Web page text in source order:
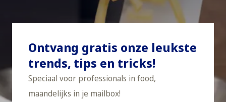
Ontvang gratis onze leukste
trends, tips en tricks!
Speciaal voor professionals in food,
maandelijks in je mailbox!